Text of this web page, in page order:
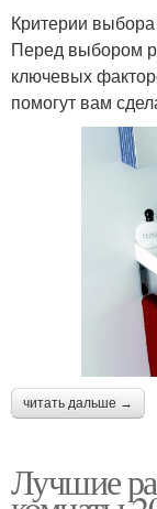
Критерии
Перед выбором
ключевых
помогут вам
читать дальше →
Лучшие